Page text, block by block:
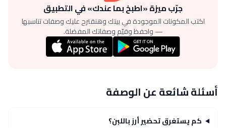
جرّب ميزة «اطبخ بما عندك» في التطبيق
اكتب المكونات الموجودة في بيتك وهنقترح عليك وصفات تناسبها
— واحفظ وقيّم وصفاتك المفضلة.
أسئلة شائعة عن الوصفة
كم يستغرق تحضير أرز باللبن؟